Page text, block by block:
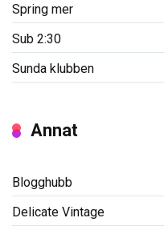
Spring mer
Sub 2:30
Sunda klubben
Annat
Blogghubb
Delicate Vintage